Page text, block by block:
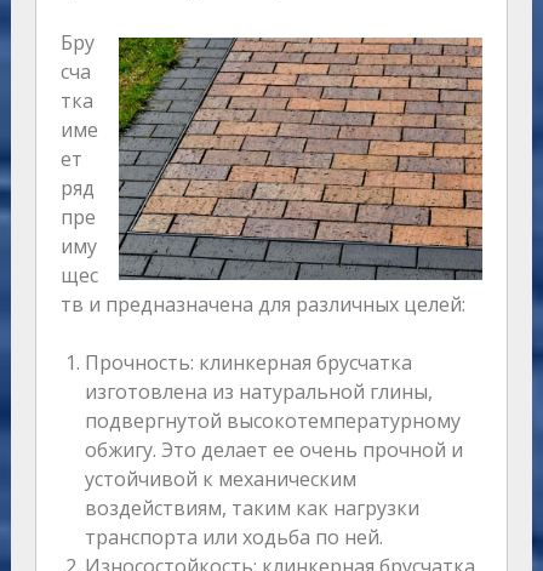
Бру
сча
тка
име
ет
ряд
пре
иму
щес
тв и предназначена для различных целей:
Прочность: клинкерная брусчатка
изготовлена из натуральной глины,
подвергнутой высокотемпературному
обжигу. Это делает ее очень прочной и
устойчивой к механическим
воздействиям, таким как нагрузки
транспорта или ходьба по ней.